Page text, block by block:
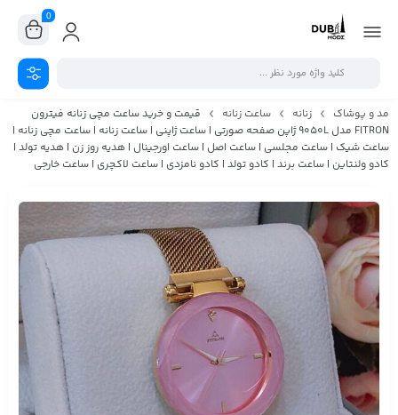
0
مد و پوشاک زنانه ساعت زنانه
قیمت و خرید ساعت مچی زنانه فیترون
FITRON مدل 9050L ژاپن صفحه صورتی | ساعت ژاپنی | ساعت زنانه | ساعت مچی زنانه |
ساعت شیک | ساعت مجلسی | ساعت اصل | ساعت اورجینال | هدیه روز زن | هدیه تولد |
کادو ولنتاین | ساعت برند | کادو تولد | کادو نامزدی | ساعت لاکچری | ساعت خارجی